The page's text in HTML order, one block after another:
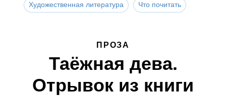
Художественная литература Что почитать
ПРОЗА
Таёжная дева.
Отрывок из книги